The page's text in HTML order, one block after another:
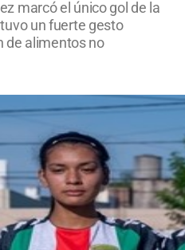
marcó el único gol de la
un fuerte gesto
de alimentos no